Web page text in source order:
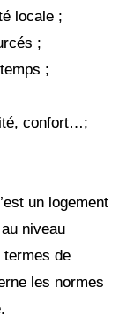
locale ;
;
;
confort…;
un logement
niveau
termes de
les normes